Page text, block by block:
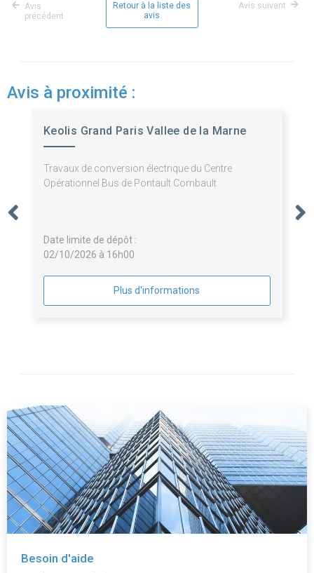
Avis
précédent
Retour à la liste des
avis
Avis suivant
Avis à proximité :
Keolis Grand Paris Vallee de la Marne
Travaux de conversion électrique du Centre
Opérationnel Bus de Pontault Combault
Date limite de dépôt :
02/10/2026 à 16h00
Plus d'informations
Besoin d'aide